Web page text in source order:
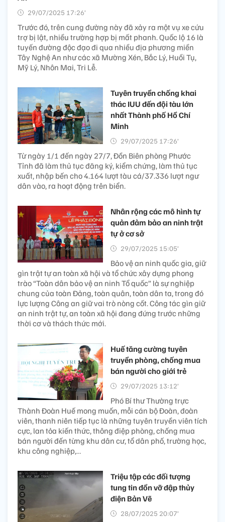
29/07/2025 17:26’
Trước đó, trên cung đường này đã xảy ra một vụ xe cứu
trợ bị lật, nhiều trường hợp bị mất phanh. Quốc lộ 16 là
tuyến đường độc đạo đi qua nhiều địa phương miền
Tây Nghệ An như các xã Mường Xén, Bắc Lý, Huồi Tụ,
Mỹ Lý, Nhôn Mai, Tri Lễ.
Tuyên truyền chống khai
thác IUU đến đội tàu lớn
nhất Thành phố Hồ Chí
Minh
29/07/2025 17:26’
Từ ngày 1/1 đến ngày 27/7, Đồn Biên phòng Phước
Tỉnh đã làm thủ tục đăng ký, kiểm chứng, làm thủ tục
xuất, nhập bến cho 4.164 lượt tàu cá/37.336 lượt ngư
dân vào, ra hoạt động trên biển.
Nhân rộng các mô hình tự
quản đảm bảo an ninh trật
tự ở cơ sở
29/07/2025 15:05’
Bảo vệ an ninh quốc gia, giữ
gìn trật tự an toàn xã hội và tổ chức xây dựng phong
trào “Toàn dân bảo vệ an ninh Tổ quốc” là sự nghiệp
chung của toàn Đảng, toàn quân, toàn dân ta, trong đó
lực lượng Công an giữ vai trò nòng cốt. Công tác gìn giữ
an ninh trật tự, an toàn xã hội đang đứng trước những
thời cơ và thách thức mới.
Huế tăng cường tuyên
truyền phòng, chống mua
bán người cho giới trẻ ​
29/07/2025 13:12’
Phó Bí thư Thường trực
Thành Đoàn Huế mong muốn, mỗi cán bộ Đoàn, đoàn
viên, thanh niên tiếp tục là những tuyên truyền viên tích
cực, lan tỏa kiến thức, thông điệp phòng, chống mua
bán người đến từng khu dân cư, tổ dân phố, trường học,
khu công nghiệp,…
Triệu tập các đối tượng
tung tin đồn vỡ đập thủy
điện Bản Vẽ
28/07/2025 20:07’